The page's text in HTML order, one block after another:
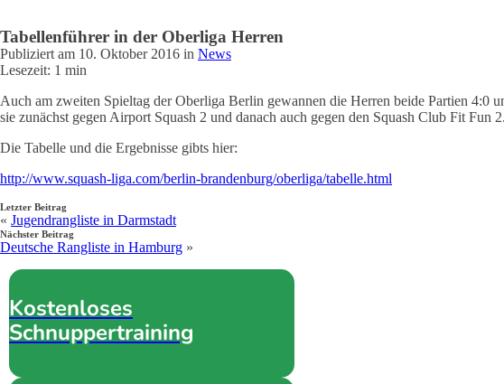
Tabellenführer in der Oberliga Herren
Publiziert am 10. Oktober 2016 in News
Lesezeit: 1 min
Auch am zweiten Spieltag der Oberliga Berlin gewannen die Herren beide Partien 4:0
sie zunächst gegen Airport Squash 2 und danach auch gegen den Squash Club Fit
Die Tabelle und die Ergebnisse gibts hier:
http://www.squash-liga.com/berlin-brandenburg/oberliga/tabelle.html
Letzter Beitrag
« Jugendrangliste in Darmstadt
Nächster Beitrag
Deutsche Rangliste in Hamburg »
Kostenloses
Schnuppertraining